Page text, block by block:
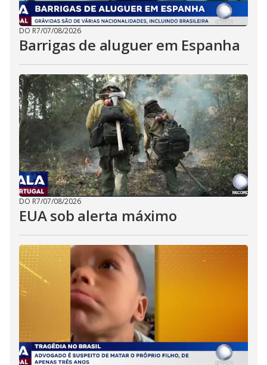
DO R7/07/08/2026
Barrigas de aluguer em Espanha
DO R7/07/08/2026
EUA sob alerta máximo